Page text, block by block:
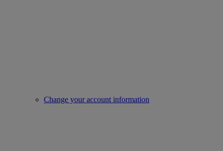
Change your account information